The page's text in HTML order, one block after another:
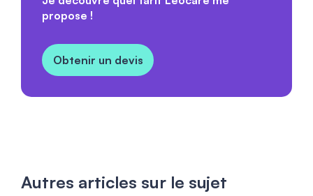
propose !
Obtenir un devis
Autres articles sur le sujet